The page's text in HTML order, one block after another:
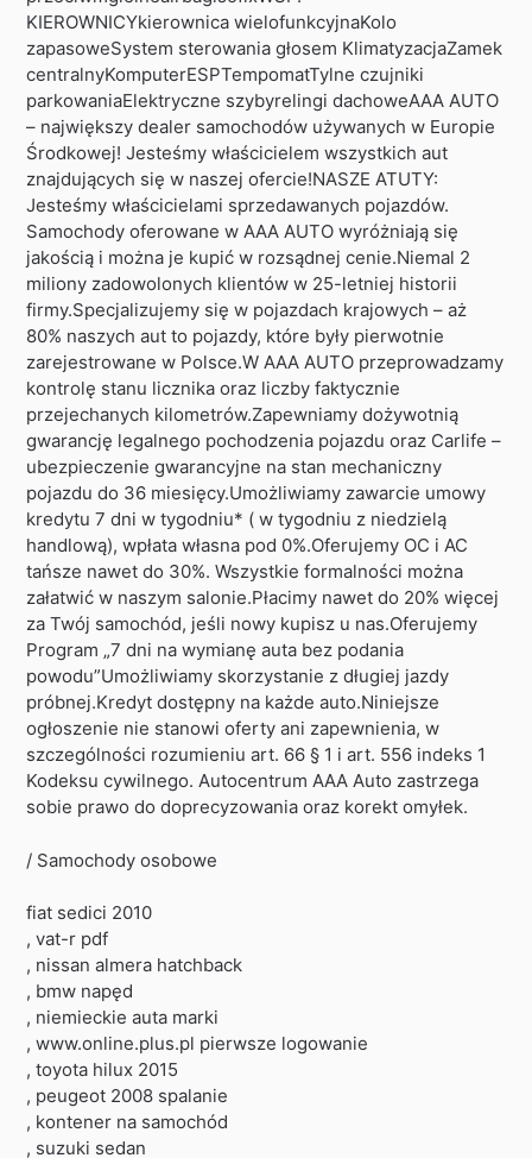
KIEROWNICYkierownica wielofunkcyjnaKolo
zapasoweSystem sterowania głosem KlimatyzacjaZamek
centralnyKomputerESPTempomatTylne czujniki
parkowaniaElektryczne szybyrelingi dachoweAAA AUTO
– największy dealer samochodów używanych w Europie
Środkowej! Jesteśmy właścicielem wszystkich aut
znajdujących się w naszej ofercie!NASZE ATUTY:
Jesteśmy właścicielami sprzedawanych pojazdów.
Samochody oferowane w AAA AUTO wyróżniają się
jakością i można je kupić w rozsądnej cenie.Niemal 2
miliony zadowolonych klientów w 25-letniej historii
firmy.Specjalizujemy się w pojazdach krajowych – aż
80% naszych aut to pojazdy, które były pierwotnie
zarejestrowane w Polsce.W AAA AUTO przeprowadzamy
kontrolę stanu licznika oraz liczby faktycznie
przejechanych kilometrów.Zapewniamy dożywotnią
gwarancję legalnego pochodzenia pojazdu oraz Carlife –
ubezpieczenie gwarancyjne na stan mechaniczny
pojazdu do 36 miesięcy.Umożliwiamy zawarcie umowy
kredytu 7 dni w tygodniu* ( w tygodniu z niedzielą
handlową), wpłata własna pod 0%.Oferujemy OC i AC
tańsze nawet do 30%. Wszystkie formalności można
załatwić w naszym salonie.Płacimy nawet do 20% więcej
za Twój samochód, jeśli nowy kupisz u nas.Oferujemy
Program „7 dni na wymianę auta bez podania
powodu”Umożliwiamy skorzystanie z długiej jazdy
próbnej.Kredyt dostępny na każde auto.Niniejsze
ogłoszenie nie stanowi oferty ani zapewnienia, w
szczególności rozumieniu art. 66 § 1 i art. 556 indeks 1
Kodeksu cywilnego. Autocentrum AAA Auto zastrzega
sobie prawo do doprecyzowania oraz korekt omyłek.
/ Samochody osobowe
fiat sedici 2010
, vat-r pdf
, nissan almera hatchback
, bmw napęd
, niemieckie auta marki
, www.online.plus.pl pierwsze logowanie
, toyota hilux 2015
, peugeot 2008 spalanie
, kontener na samochód
, suzuki sedan